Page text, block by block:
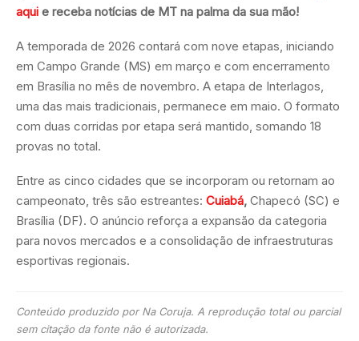
aqui e receba notícias de MT na palma da sua mão!
A temporada de 2026 contará com nove etapas, iniciando
em Campo Grande (MS) em março e com encerramento
em Brasília no mês de novembro. A etapa de Interlagos,
uma das mais tradicionais, permanece em maio. O formato
com duas corridas por etapa será mantido, somando 18
provas no total.
Entre as cinco cidades que se incorporam ou retornam ao
campeonato, três são estreantes: Cuiabá, Chapecó (SC) e
Brasília (DF). O anúncio reforça a expansão da categoria
para novos mercados e a consolidação de infraestruturas
esportivas regionais.
Conteúdo produzido por Na Coruja. A reprodução total ou parcial
sem citação da fonte não é autorizada.